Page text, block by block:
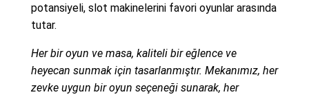
potansiyeli, slot makinelerini favori oyunlar arasında
tutar.
Her bir oyun ve masa, kaliteli bir eğlence ve
heyecan sunmak için tasarlanmıştır. Mekanımız, her
zevke uygun bir oyun seçeneği sunarak, her